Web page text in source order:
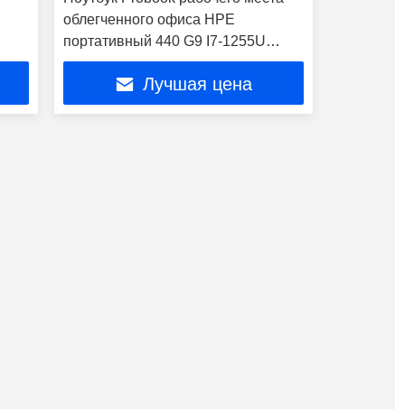
облегченного офиса HPE
портативный 440 G9 I7-1255U
14inch
Лучшая цена